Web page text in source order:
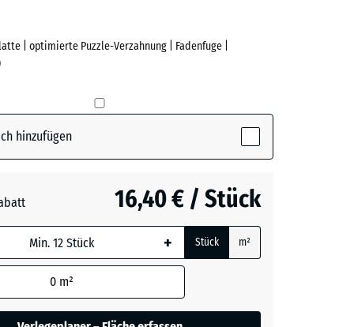
wird
nicht
| optimierte Puzzle-Verzahnung | Fadenfuge |
hinzufügen
16,40 € / Stück
+ Stück m²
0 m²